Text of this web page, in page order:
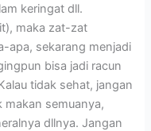
keringat dll.
maka zat-zat
apa, sekarang menjadi
bisa jadi racun
tidak sehat, jangan
semuanya,
dllnya. Jangan